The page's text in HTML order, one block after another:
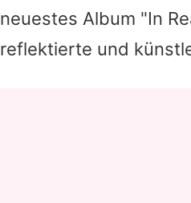
neuestes Album "In
reflektierte und